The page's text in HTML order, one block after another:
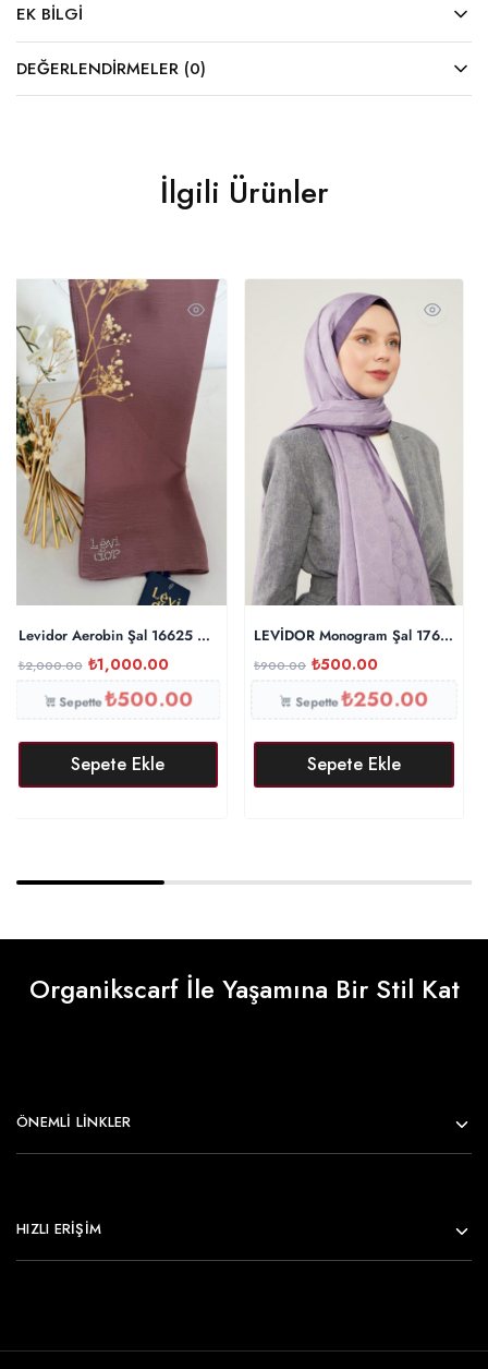
EK BILGI
DEĞERLENDIRMELER (0)
İlgili Ürünler
Levidor Aerobin Şal 16625 – İncir
₺2,000.00 ₺1,000.00
Sepette₺500.00
Sepete Ekle
LEVİDOR Monogram Şal 17657 –
₺900.00 ₺500.00
Sepette₺250.00
Sepete Ekle
Organikscarf İle Yaşamına Bir Stil Kat
ÖNEMLI LINKLER
HIZLI ERİŞİM